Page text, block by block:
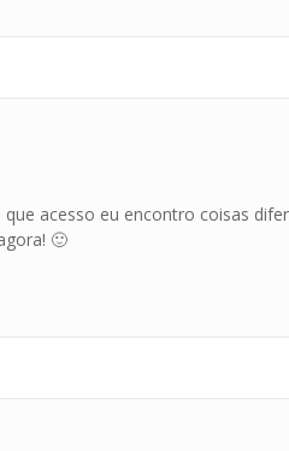
acesso eu encontro coisas
🙂